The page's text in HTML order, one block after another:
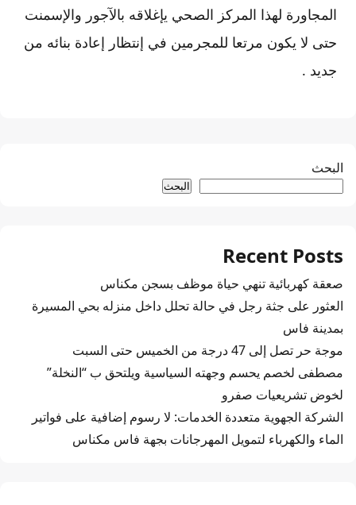
المجاورة لهذا المركز الصحي يإغلاقه بالآجور والإسمنت
حتى لا يكون مرتعا للمجرمين في إنتظار إعادة بنائه من
جديد .
البحث
البحث
Recent Posts
صعقة كهربائية تنهي حياة موظف بسجن مكناس
العثور على جثة رجل في حالة تحلل داخل منزله بحي المسيرة
بمدينة فاس
موجة حر تصل إلى 47 درجة من الخميس حتى السبت
مصطفى لخصم يحسم وجهته السياسية ويلتحق ب “النخلة”
لخوض تشريعيات صفرو
الشركة الجهوية متعددة الخدمات: لا رسوم إضافية على فواتير
الماء والكهرباء لتمويل المهرجانات بجهة فاس مكناس